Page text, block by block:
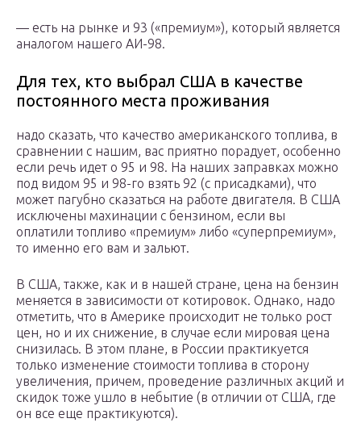
— есть на рынке и 93 («премиум»), который является
аналогом нашего АИ-98.
Для тех, кто выбрал США в качестве
постоянного места проживания
надо сказать, что качество американского топлива, в
сравнении с нашим, вас приятно порадует, особенно
если речь идет о 95 и 98. На наших заправках можно
под видом 95 и 98-го взять 92 (с присадками), что
может пагубно сказаться на работе двигателя. В США
исключены махинации с бензином, если вы
оплатили топливо «премиум» либо «суперпремиум»,
то именно его вам и зальют.
В США, также, как и в нашей стране, цена на бензин
меняется в зависимости от котировок. Однако, надо
отметить, что в Америке происходит не только рост
цен, но и их снижение, в случае если мировая цена
снизилась. В этом плане, в России практикуется
только изменение стоимости топлива в сторону
увеличения, причем, проведение различных акций и
скидок тоже ушло в небытие (в отличии от США, где
он все еще практикуются).